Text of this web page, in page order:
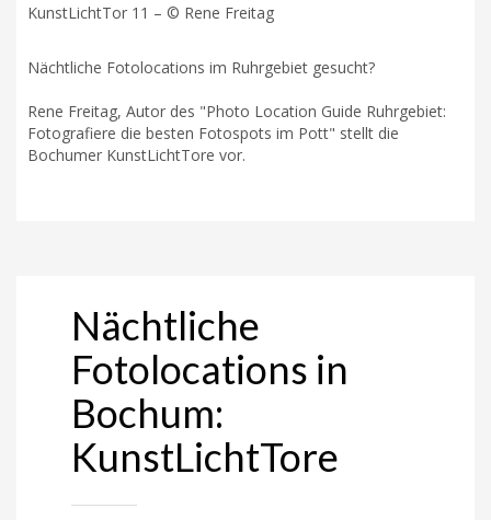
KunstLichtTor 11 – © Rene Freitag
Nächtliche Fotolocations im Ruhrgebiet gesucht?
Rene Freitag, Autor des "Photo Location Guide Ruhrgebiet:
Fotografiere die besten Fotospots im Pott" stellt die
Bochumer KunstLichtTore vor.
Nächtliche
Fotolocations in
Bochum:
KunstLichtTore